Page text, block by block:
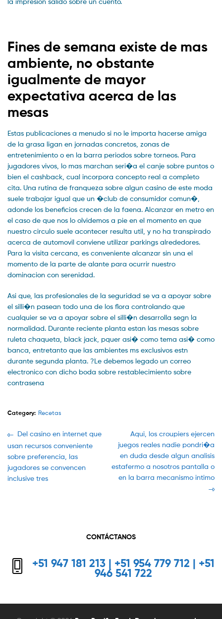
Fines de semana existe de mas
ambiente, no obstante
igualmente de mayor
expectativa acerca de las
mesas
Estas publicaciones a menudo si no le importa hacerse amiga
de la grasa ligan en jornadas concretos, zonas de
entretenimiento o en la barra periodos sobre torneos. Para
jugadores vivos, lo mas marchan seri�a el canje sobre puntos o
bien el cashback, cual incorpora concepto real a completo
cita. Una rutina de franqueza sobre algun casino de este moda
suele trabajar igual que un �club de consumidor comun�,
adonde los beneficios crecen de la faena. Alcanzar en metro en
el caso de que nos lo olvidemos a pie en el momento en que
nuestro circulo suele acontecer resulta util, y no ha transpirado
acerca de automovil conviene utilizar parkings alrededores.
Para la visita cercana, es conveniente alcanzar sin una el
momento de la parte de alante para ocurrir nuestro
dominacion con serenidad.
Asi que, las profesionales de la seguridad se va a apoyar sobre
el silli�n pasean todo una de los flora controlando que
cualquier se va a apoyar sobre el silli�n desarrolla segn la
normalidad. Durante reciente planta estan las mesas sobre
ruleta chaqueta, black jack, pquer asi� como tema asi� como
banca, entretanto que las ambientes ms exclusivos estn
durante segunda planta. ?Le debemos legado un correo
electronico con dicho boda sobre restablecimiento sobre
contrasena
Category: Recetas
Navegación
de
entradas
Previous
post:
Del casino en internet que
usan recursos conveniente
sobre preferencia, las
jugadores se convencen
inclusive tres
Next
post:
Aqui, los croupiers ejercen
juegos reales nadie pondri�a
en duda desde algun analisis
estafermo a nosotros pantalla o
en la barra mecanismo intimo
CONTÁCTANOS
+51 947 181 213 | +51 954 779 712 | +51
946 541 722